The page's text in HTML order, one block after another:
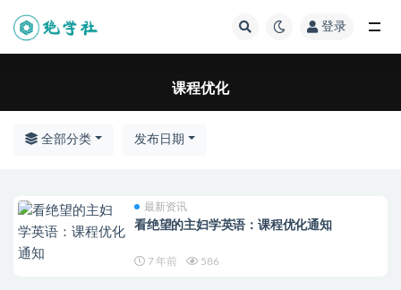
登录
课程优化
全部分类 发布日期
最新资讯
看绝望的主妇学英语：课程优化通知
7 年前 586